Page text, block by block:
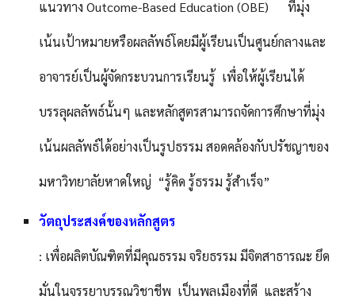
แนวทาง Outcome-Based Education (OBE) ที่มุ่ง
เน้นเป้าหมายหรือผลลัพธ์โดยมีผู้เรียนเป็นศูนย์กลางและ
อาจารย์เป็นผู้จัดกระบวนการเรียนรู้ เพื่อให้ผู้เรียนได้
บรรลุผลลัพธ์นั้นๆ และหลักสูตรสามารถจัดการศึกษาที่มุ่ง
เน้นผลลัพธ์ได้อย่างเป็นรูปธรรม สอดคล้องกับปรัชญาของ
มหาวิทยาลัยหาดใหญ่ “รู้คิด รู้ธรรม รู้สำเร็จ”
วัตถุประสงค์ของหลักสูตร
: เพื่อผลิตบัณฑิตที่มีคุณธรรม จริยธรรม มีจิตสาธารณะ ยึด
มั่นในจรรยาบรรณวิชาชีพ เป็นพลเมืองที่ดี และสร้าง